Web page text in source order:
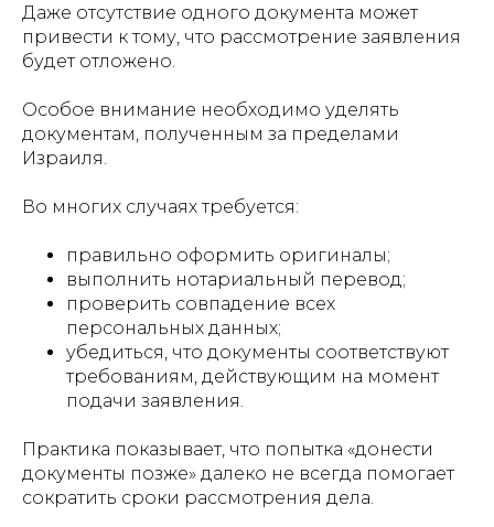
Даже отсутствие одного документа может
привести к тому, что рассмотрение заявления
будет отложено.
Особое внимание необходимо уделять
документам, полученным за пределами
Израиля.
Во многих случаях требуется:
правильно оформить оригиналы;
выполнить нотариальный перевод;
проверить совпадение всех
персональных данных;
убедиться, что документы соответствуют
требованиям, действующим на момент
подачи заявления.
Практика показывает, что попытка «донести
документы позже» далеко не всегда помогает
сократить сроки рассмотрения дела.